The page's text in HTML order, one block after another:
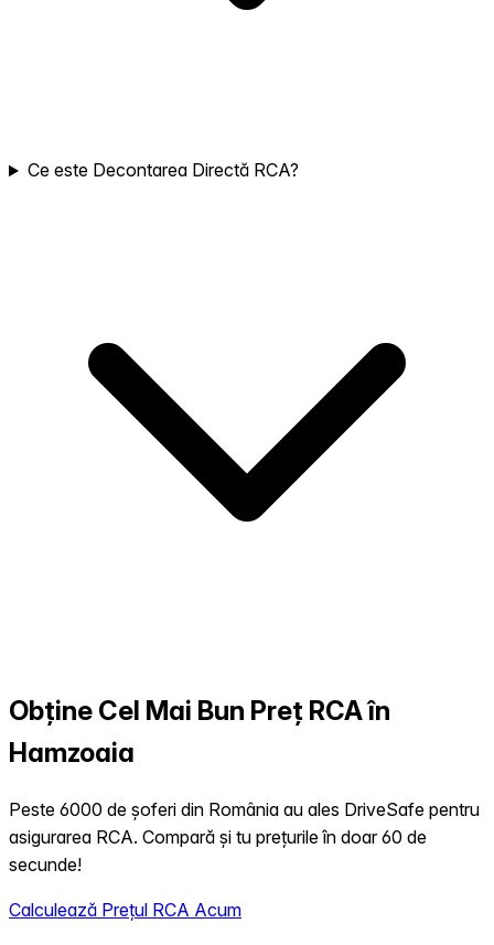
Ce este Decontarea Directă RCA?
Obține Cel Mai Bun Preț RCA în
Hamzoaia
Peste 6000 de șoferi din România au ales DriveSafe pentru
asigurarea RCA. Compară și tu prețurile în doar 60 de
secunde!
Calculează Prețul RCA Acum